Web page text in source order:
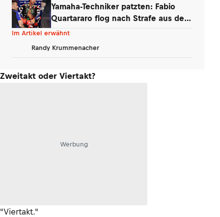
Yamaha-Techniker patzten: Fabio
Quartararo flog nach Strafe aus den
Punkten
Im Artikel erwähnt
Randy Krummenacher
Zweitakt oder Viertakt?
Werbung
"Viertakt."